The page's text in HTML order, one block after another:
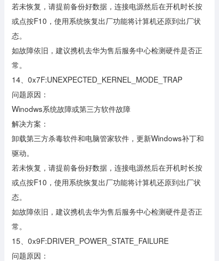
若未恢复，请提前备份好数据，连接电源然后在开机时长按
或点按F10，使用系统恢复出厂功能将计算机还原到出厂状
态。
如故障依旧，建议携机去华为售后服务中心检测硬件是否正
常。
14、0x7F:UNEXPECTED_KERNEL_MODE_TRAP
问题原因：
Winodws系统故障或第三方软件故障
解决方案：
卸载第三方杀毒软件和电脑管家软件，更新Windows补丁和
驱动。
若未恢复，请提前备份好数据，连接电源然后在开机时长按
或点按F10，使用系统恢复出厂功能将计算机还原到出厂状
态。
如故障依旧，建议携机去华为售后服务中心检测硬件是否正
常。
15、0x9F:DRIVER_POWER_STATE_FAILURE
问题原因：